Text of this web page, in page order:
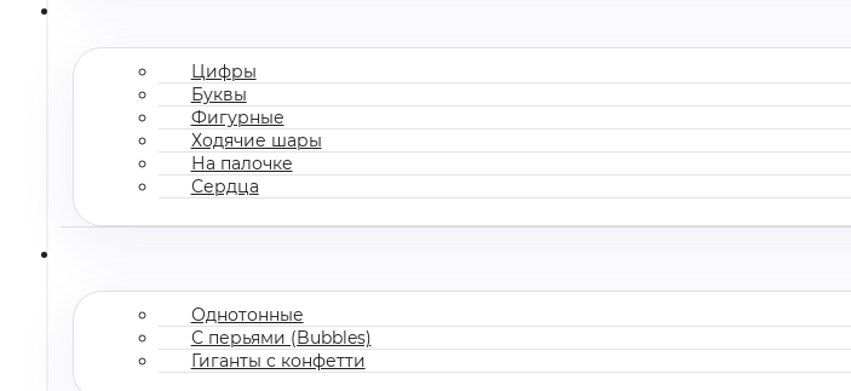
Цифры
Буквы
Фигурные
Ходячие шары
На палочке
Сердца
Однотонные
С перьями (Bubbles)
Гиганты с конфетти